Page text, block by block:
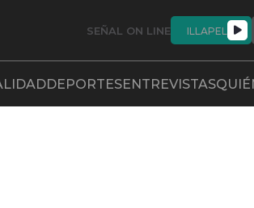
SEÑAL ON LINE ILLAPEL
DEPORTESENTREVISTAS